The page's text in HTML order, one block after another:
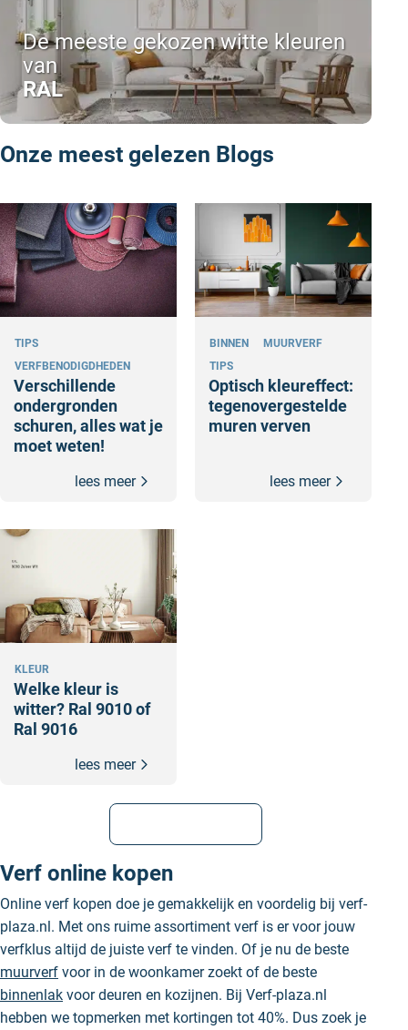
De meeste gekozen witte kleuren
van
RAL
Onze meest gelezen Blogs
TIPS
VERFBENODIGDHEDEN
Verschillende
ondergronden
schuren, alles wat je
moet weten!
lees meer
BINNEN
MUURVERF
TIPS
Optisch kleureffect:
tegenovergestelde
muren verven
lees meer
KLEUR
Welke kleur is
witter? Ral 9010 of
Ral 9016
lees meer
Verf online kopen
Online verf kopen doe je gemakkelijk en voordelig bij verf-
plaza.nl. Met ons ruime assortiment verf is er voor jouw
verfklus altijd de juiste verf te vinden. Of je nu de beste
muurverf voor in de woonkamer zoekt of de beste
binnenlak voor deuren en kozijnen. Bij Verf-plaza.nl
hebben we topmerken met kortingen tot 40%. Dus zoek je